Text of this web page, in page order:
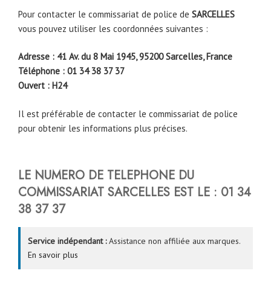
Pour contacter le commissariat de police de SARCELLES
vous pouvez utiliser les coordonnées suivantes :
Adresse : 41 Av. du 8 Mai 1945, 95200 Sarcelles, France
Téléphone : 01 34 38 37 37
Ouvert : H24
Il est préférable de contacter le commissariat de police
pour obtenir les informations plus précises.
LE NUMERO DE TELEPHONE DU
COMMISSARIAT SARCELLES EST LE : 01 34
38 37 37
Service indépendant :Assistance non affiliée aux marques.
En savoir plus